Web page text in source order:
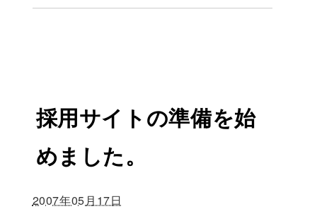
採用サイトの準備を始
めました。
2007年05月17日